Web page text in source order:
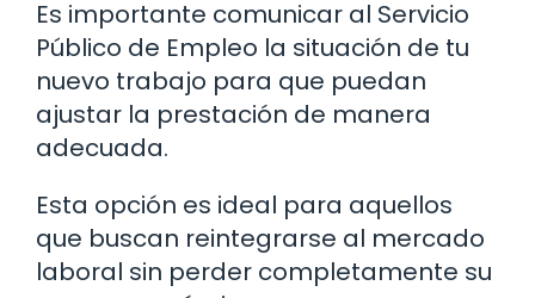
Es importante comunicar al Servicio
Público de Empleo la situación de tu
nuevo trabajo para que puedan
ajustar la prestación de manera
adecuada.
Esta opción es ideal para aquellos
que buscan reintegrarse al mercado
laboral sin perder completamente su